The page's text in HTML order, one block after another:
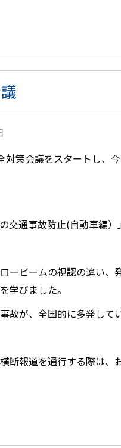
策会議をスタートし、
交通事故防止(自動車編）」
ビームの視認の違い、
学びました。
が、全国的に多発してい
断報道を通行する際は、